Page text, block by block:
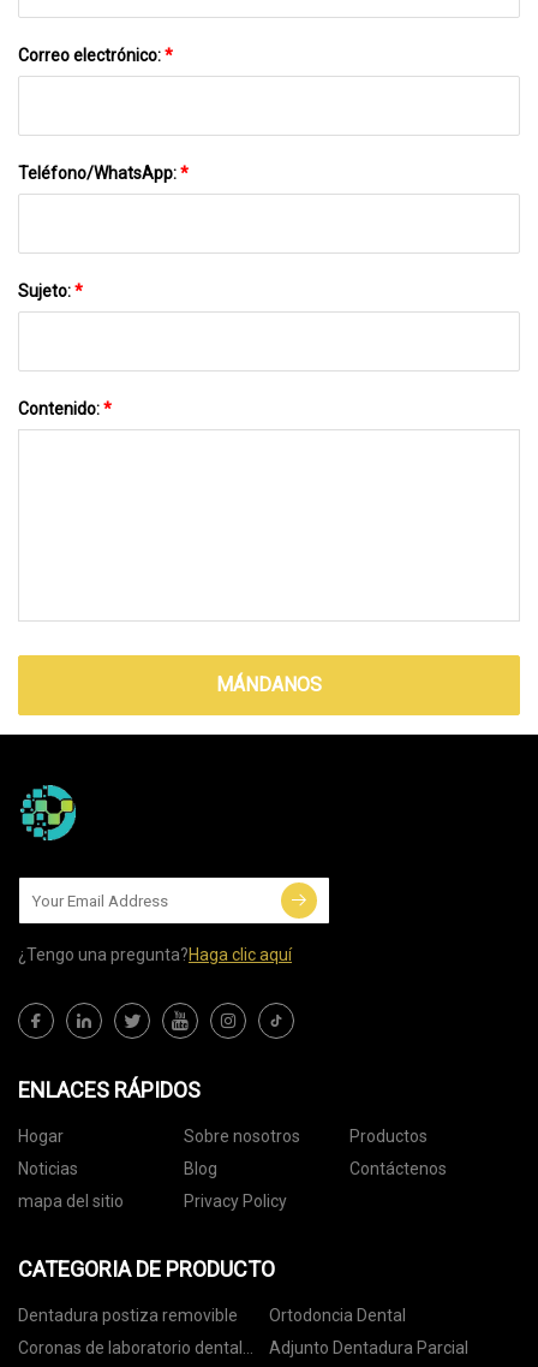
Correo electrónico:*
Teléfono/WhatsApp:*
Sujeto:*
Contenido:*
MÁNDANOS
¿Tengo una pregunta?Haga clic aquí
ENLACES RÁPIDOS
Hogar Sobre nosotros
Productos
Noticias
Blog
Contáctenos
mapa del sitio
Privacy Policy
CATEGORIA DE PRODUCTO
Dentadura postiza removible
Ortodoncia Dental
Coronas de laboratorio dental
Adjunto Dentadura Parcial